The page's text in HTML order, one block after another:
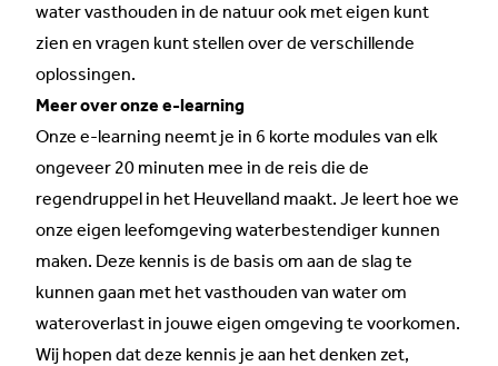
water vasthouden in de natuur ook met eigen kunt
zien en vragen kunt stellen over de verschillende
oplossingen.
Meer over onze e-learning
Onze e-learning neemt je in 6 korte modules van elk
ongeveer 20 minuten mee in de reis die de
regendruppel in het Heuvelland maakt. Je leert hoe we
onze eigen leefomgeving waterbestendiger kunnen
maken. Deze kennis is de basis om aan de slag te
kunnen gaan met het vasthouden van water om
wateroverlast in jouwe eigen omgeving te voorkomen.
Wij hopen dat deze kennis je aan het denken zet,